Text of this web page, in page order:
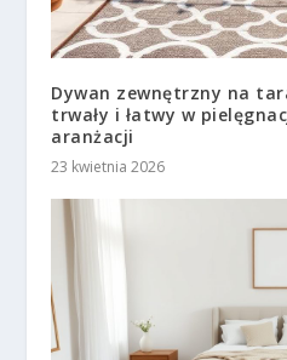
Dywan zewnętrzny na
trwały i łatwy w
aranżacji
23 kwietnia 2026